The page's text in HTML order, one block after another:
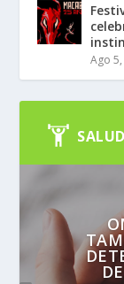
Ago
SALUD